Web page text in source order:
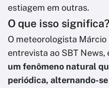
estiagem em outras.
O que isso significa?
O meteorologista Márcio
entrevista ao SBT News,
um fenômeno natural
periódica, alternando-se